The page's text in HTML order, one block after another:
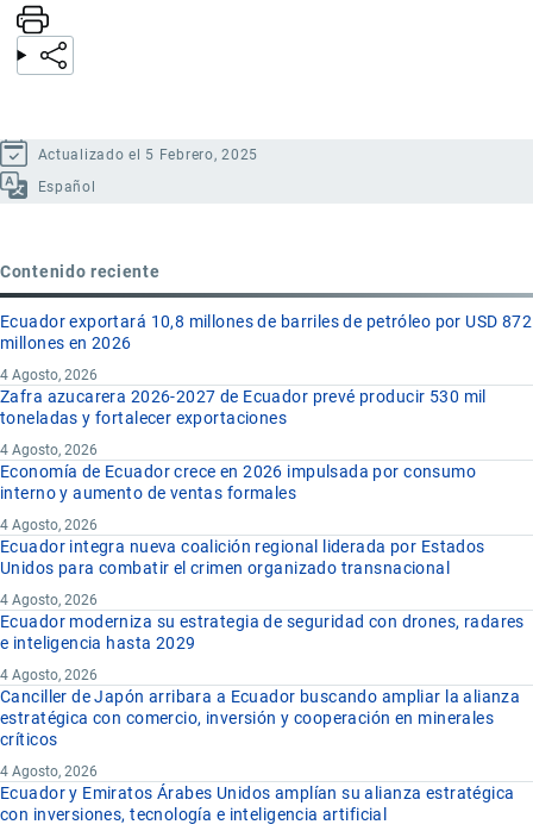
Actualizado el 5 Febrero, 2025
Español
Contenido reciente
Ecuador exportará 10,8 millones de barriles de petróleo por USD 872
millones en 2026
4 Agosto, 2026
Zafra azucarera 2026-2027 de Ecuador prevé producir 530 mil
toneladas y fortalecer exportaciones
4 Agosto, 2026
Economía de Ecuador crece en 2026 impulsada por consumo
interno y aumento de ventas formales
4 Agosto, 2026
Ecuador integra nueva coalición regional liderada por Estados
Unidos para combatir el crimen organizado transnacional
4 Agosto, 2026
Ecuador moderniza su estrategia de seguridad con drones, radares
e inteligencia hasta 2029
4 Agosto, 2026
Canciller de Japón arribara a Ecuador buscando ampliar la alianza
estratégica con comercio, inversión y cooperación en minerales
críticos
4 Agosto, 2026
Ecuador y Emiratos Árabes Unidos amplían su alianza estratégica
con inversiones, tecnología e inteligencia artificial